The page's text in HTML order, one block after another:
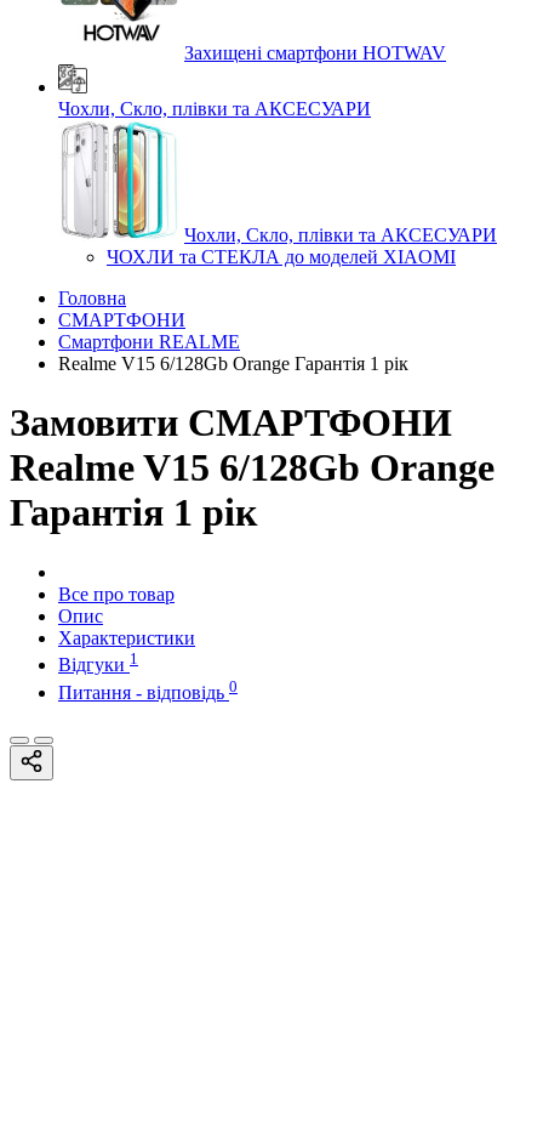
Захищені смартфони HOTWAV
Чохли, Скло, плівки та АКСЕСУАРИ
Чохли, Скло, плівки та АКСЕСУАРИ
ЧОХЛИ та СТЕКЛА до моделей XIAOMI
Головна
СМАРТФОНИ
Смартфони REALME
Realme V15 6/128Gb Orange Гарантія 1 рік
Замовити СМАРТФОНИ
Realme V15 6/128Gb Orange
Гарантія 1 рік
Все про товар
Опис
Характеристики
Відгуки 1
Питання - відповідь 0